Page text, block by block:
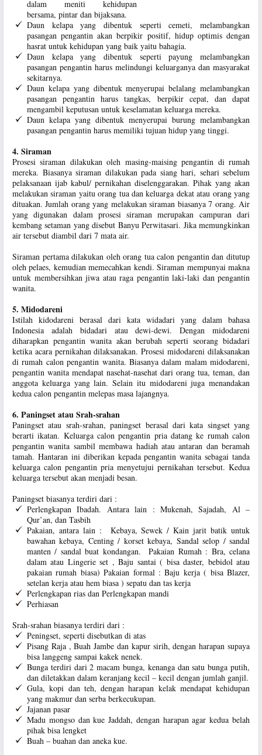
dalam meniti kehidupan
bersama, pintar dan bijaksana.
Daun kelapa yang dibentuk seperti cemeti, melambangkan
pasangan pengantin akan berpikir positif, hidup optimis dengan
hasrat untuk kehidupan yang baik yaitu bahagia.
Daun kelapa yang dibentuk seperti payung melambangkan
pasangan pengantin harus melindungi keluarganya dan masyarakat
sekitarnya.
Daun kelapa yang dibentuk menyerupai belalang melambangkan
pasangan pengantin harus tangkas, berpikir cepat, dan dapat
mengambil keputusan untuk keselamatan keluarga mereka.
Daun kelapa yang dibentuk menyerupai burung melambangkan
pasangan pengantin harus memiliki tujuan hidup yang tinggi.
4. Siraman
Prosesi siraman dilakukan oleh masing-maising pengantin di rumah
mereka. Biasanya siraman dilakukan pada siang hari, sehari sebelum
pelaksanaan ijab kabul/ pernikahan diselenggarakan. Pihak yang akan
melakukan siraman yaitu orang tua dan keluarga dekat atau orang yang
dituakan. Jumlah orang yang melakukan siraman biasanya 7 orang. Air
yang digunakan dalam prosesi siraman merupakan campuran dari
kembang setaman yang disebut Banyu Perwitasari. Jika memungkinkan
air tersebut diambil dari 7 mata air.
Siraman pertama dilakukan oleh orang tua calon pengantin dan ditutup
oleh pelaes, kemudian memecahkan kendi. Siraman mempunyai makna
untuk membersihkan jiwa atau raga pengantin laki-laki dan pengantin
wanita.
5. Midodareni
Istilah kidodareni berasal dari kata widadari yang dalam bahasa
Indonesia adalah bidadari atau dewi-dewi. Dengan midodareni
diharapkan pengantin wanita akan berubah seperti seorang bidadari
ketika acara pernikahan dilaksanakan. Prosesi midodareni dilaksanakan
di rumah calon pengantin wanita. Biasanya dalam malam midodareni,
pengantin wanita mendapat nasehat-nasehat dari orang tua, teman, dan
anggota keluarga yang lain. Selain itu midodareni juga menandakan
kedua calon pengantin melepas masa lajangnya.
6. Paningset atau Srah-srahan
Paningset atau srah-srahan, paningset berasal dari kata singset yang
berarti ikatan. Keluarga calon pengantin pria datang ke rumah calon
pengantin wanita sambil membawa hadiah atau antaran dan beramah
tamah. Hantaran ini diberikan kepada pengantin wanita sebagai tanda
keluarga calon pengantin pria menyetujui pernikahan tersebut. Kedua
keluarga tersebut akan menjadi besan.
Paningset biasanya terdiri dari :
Perlengkapan Ibadah. Antara lain : Mukenah, Sajadah, Al –
Qur’an, dan Tasbih
Pakaian, antara lain : Kebaya, Sewek / Kain jarit batik untuk
bawahan kebaya, Centing / korset kebaya, Sandal selop / sandal
manten / sandal buat kondangan. Pakaian Rumah : Bra, celana
dalam atau Lingerie set , Baju santai ( bisa daster, bebidol atau
pakaian rumah biasa) Pakaian formal : Baju kerja ( bisa Blazer,
setelan kerja atau hem biasa ) sepatu dan tas kerja
Perlengkapan rias dan Perlengkapan mandi
Perhiasan
Srah-srahan biasanya terdiri dari :
Peningset, seperti disebutkan di atas
Pisang Raja , Buah Jambe dan kapur sirih, dengan harapan supaya
bisa langgeng sampai kakek nenek.
Bunga terdiri dari 2 macam bunga, kenanga dan satu bunga putih,
dan diletakkan dalam keranjang kecil – kecil dengan jumlah ganjil.
Gula, kopi dan teh, dengan harapan kelak mendapat kehidupan
yang makmur dan serba berkecukupan.
Jajanan pasar
Madu mongso dan kue Jaddah, dengan harapan agar kedua belah
pihak bisa lengket
Buah – buahan dan aneka kue.